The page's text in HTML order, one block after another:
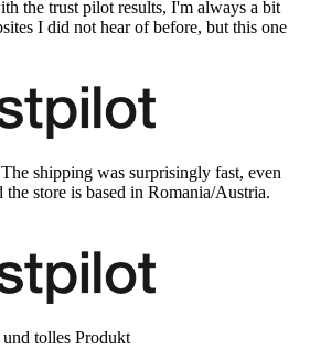
the trust pilot results, I'm always a bit
I did not hear of before, but this one
shipping was surprisingly fast, even
the store is based in Romania/Austria.
tolles Produkt